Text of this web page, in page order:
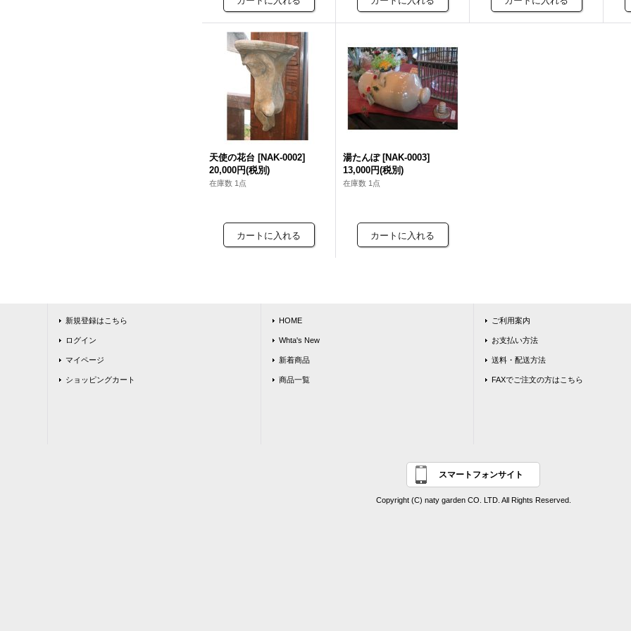
天使の花台 [NAK-0002]
20,000円(税別)
在庫数 1点
湯たんぽ [NAK-0003]
13,000円(税別)
在庫数 1点
新規登録はこちら
ログイン
マイページ
ショッピングカート
HOME
Whta's New
新着商品
商品一覧
ご利用案内
お支払い方法
送料・配送方法
FAXでご注文の方はこちら
スマートフォンサイト
Copyright (C) naty garden CO. LTD. All Rights Reserved.